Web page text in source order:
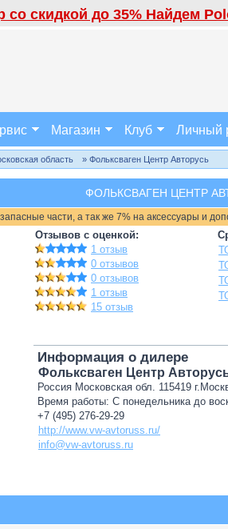
скидкой до 35% Найдем
Магазин Клуб Личный
область » Фольксваген Центр Авторусь
ФОЛЬКСВАГЕН ЦЕНТР
части, а так же 7% на аксессуары и
Отзывов с оценкой:
1 отзыв
0 отзывов
0 отзывов
1 отзыв
15 отзыв
Информация о дилере
Фольксваген Центр
Россия Московская обл. 115419
Время работы: С понедельника до
+7 (495) 276-29-29
http://www.vw-avtoruss.ru/
info@vw-avtoruss.ru